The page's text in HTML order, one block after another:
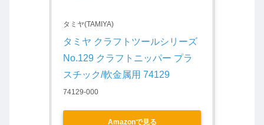
タミヤ(TAMIYA)
タミヤ クラフトツールシリーズ
No.129 クラフトニッパー プラ
スチック/軟金属用 74129
74129-000
Amazonで見る